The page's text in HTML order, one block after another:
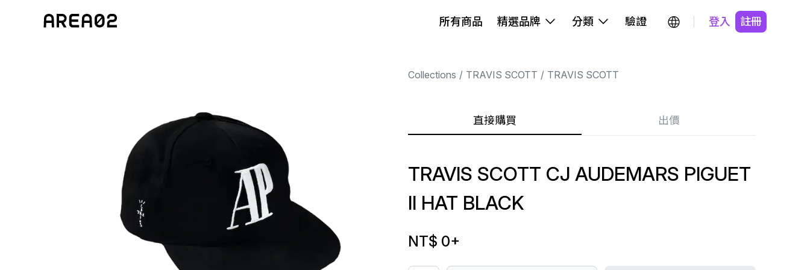
所有商品 精選品牌 分類 驗證 登入 註冊
Collections TRAVIS SCOTT TRAVIS SCOTT
直接購買 出價
TRAVIS SCOTT CJ AUDEMARS PIGUET
II HAT BLACK
NT$ 0+